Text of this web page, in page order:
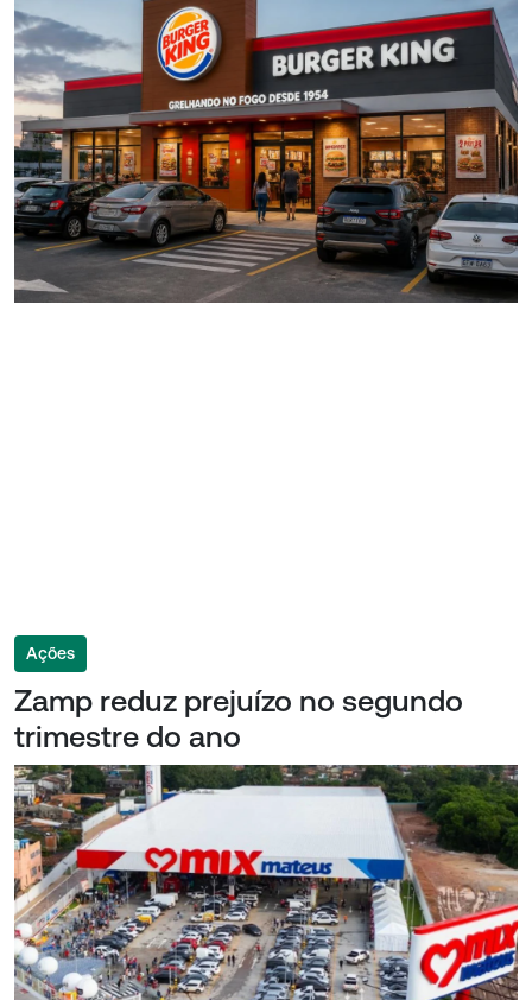
Ações
Zamp reduz prejuízo no segundo
trimestre do ano